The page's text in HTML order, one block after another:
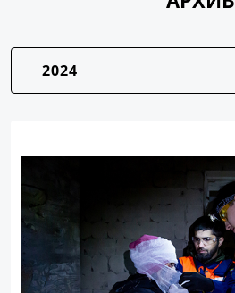
2024